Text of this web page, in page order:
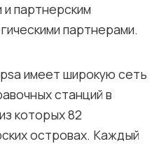
партнерским
партнерами.
имеет широкую сеть
станций в
которых 82
островах. Каждый